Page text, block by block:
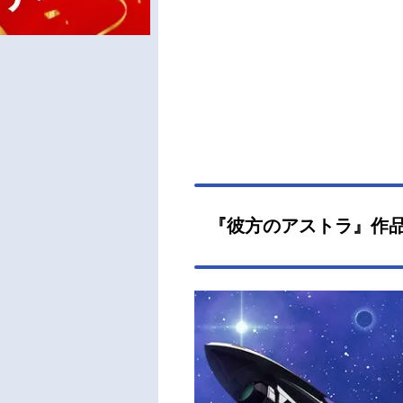
『彼方のアストラ』作